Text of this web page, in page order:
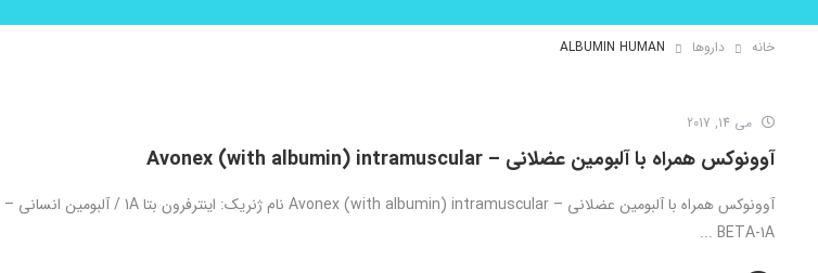
خانه داروها ALBUMIN HUMAN
می 14, 2017
آوونوکس همراه با آلبومین عضلانی – Avonex (with albumin) intramuscular
BETA-1A ...